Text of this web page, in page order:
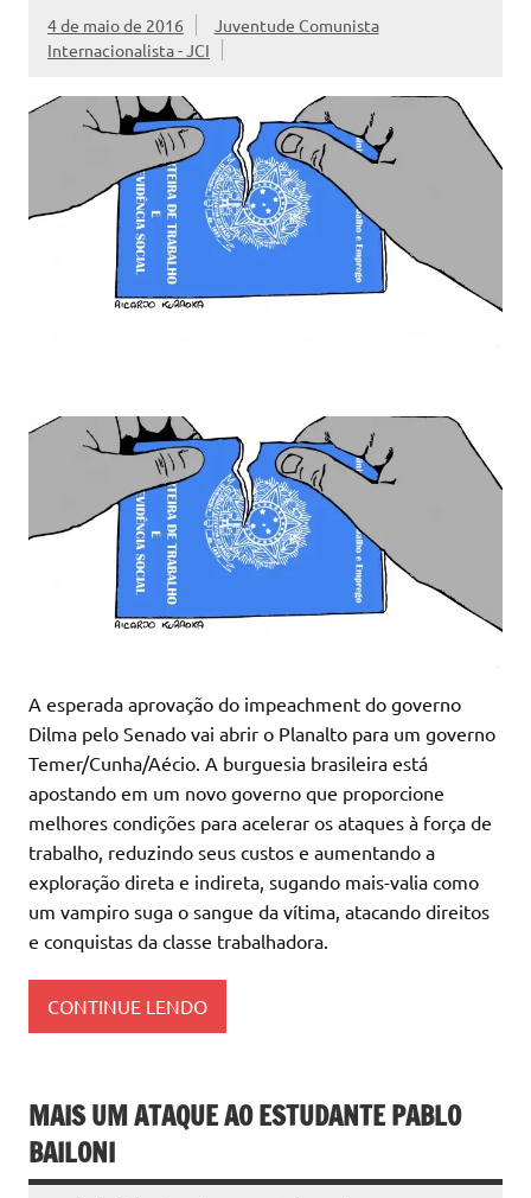
4 de maio de 2016
Juventude Comunista
Internacionalista - JCI
A esperada aprovação do impeachment do governo
Dilma pelo Senado vai abrir o Planalto para um governo
Temer/Cunha/Aécio. A burguesia brasileira está
apostando em um novo governo que proporcione
melhores condições para acelerar os ataques à força de
trabalho, reduzindo seus custos e aumentando a
exploração direta e indireta, sugando mais-valia como
um vampiro suga o sangue da vítima, atacando direitos
e conquistas da classe trabalhadora.
CONTINUE LENDO
MAIS UM ATAQUE AO ESTUDANTE PABLO
BAILONI